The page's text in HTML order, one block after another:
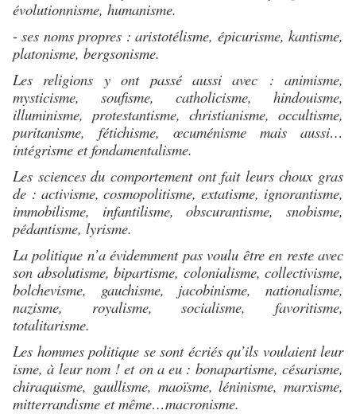
évolutionnisme, humanisme.
- ses noms propres : aristotélisme, épicurisme, kantisme,
platonisme, bergsonisme.
Les religions y ont passé aussi avec : animisme,
mysticisme, soufisme, catholicisme, hindouisme,
illuminisme, protestantisme, christianisme, occultisme,
puritanisme, fétichisme, œcuménisme mais aussi…
intégrisme et fondamentalisme.
Les sciences du comportement ont fait leurs choux gras
de : activisme, cosmopolitisme, extatisme, ignorantisme,
immobilisme, infantilisme, obscurantisme, snobisme,
pédantisme, lyrisme.
La politique n’a évidemment pas voulu être en reste avec
son absolutisme, bipartisme, colonialisme, collectivisme,
bolchevisme, gauchisme, jacobinisme, nationalisme,
nazisme, royalisme, socialisme, favoritisme,
totalitarisme.
Les hommes politique se sont écriés qu’ils voulaient leur
isme, à leur nom ! et on a eu : bonapartisme, césarisme,
chiraquisme, gaullisme, maoïsme, léninisme, marxisme,
mitterrandisme et même…macronisme.